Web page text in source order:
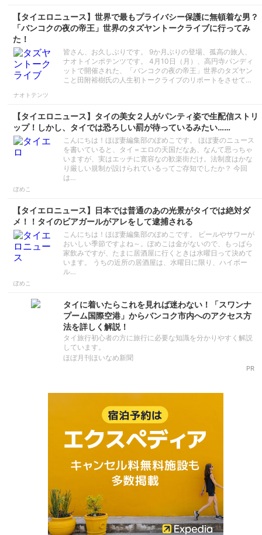
【タイエロニュース】世界で最もプライバシー保護に無頓着な男？
「バンコクの夜の帝王」世界のタズヤントークライブに行ってみ
た！
皆さん、お久しぶりです。 9か月ぶりの登場、孤高の旅人、
ナオトインポテンツです。 4月10日（月）、高円寺パンディ
ットで開催された、「バンコクの夜の帝王」世界のタズヤン
こと田附裕樹氏の人生初トークライブのリポートをさせて…
ナオトテンツ
【タイエロニュース】タイの美女２人がパンティ姿で生配信ストリ
ップ！しかし、タイでは恐ろしい罰が待っているみたい……
こんにちは！ほぼ妻編集部のぽめこです。 ほぼ妻のニュース
を書いていると、タイ＝エロの天国だなあ、なんて思っちゃ
いますが、実はエッチに寛容なの歓楽街だけ。法制度はかな
り厳しい規制が設けられているってご存知でしたか？ 今回
は…
ぽめこ
【タイエロニュース】日本では普通のあの光景がタイでは絶対ダ
メ！！タイのビアガールがアレをして逮捕される
こんにちは！ほぼ妻編集部のぽめこです。 ビールやサワーが
おいしい季節ですよね～。ぽめこは金がないので、もっぱら
家飲みですが、たまに居酒屋に行くときは水曜日って決めて
います。 うちの近所の居酒屋は、水曜日に限り、ハイボー
ル…
ぽめこ
タイに着いたらこれを見れば迷わない！「スワンナ
プーム国際空港」からバンコク市内へのアクセス方
法を詳しく解説！
タイ旅行初心者の方に旅行に必要な知識を分かりやすく解説
しています。
ほぼ月刊ほいなめ新聞
PR